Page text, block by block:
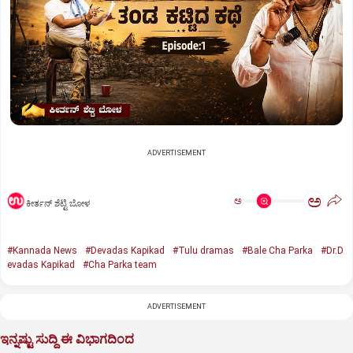
ADVERTISEMENT
ಕೀರ್ತನ್‌ ಶೆಟ್ಟಿ ಬೋಳ ಅ ಅ
#Kannada News #Devadas Kapikad #Tulu dramas #Bale Cha Parka
#Dr.D
evadas Kapikad
#Cha Parka team
ADVERTISEMENT
ಇನ್ನಷ್ಟು ಸುದ್ದಿ ಈ ವಿಭಾಗದಿಂದ